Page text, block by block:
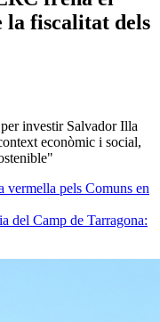
la fiscalitat dels
investir Salvador Illa
econòmic i social,
pels Comuns en
del Camp de Tarragona: